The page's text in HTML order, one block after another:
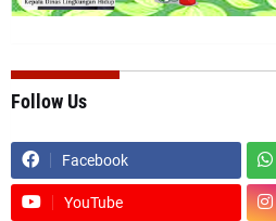
Follow Us
Facebook
YouTube